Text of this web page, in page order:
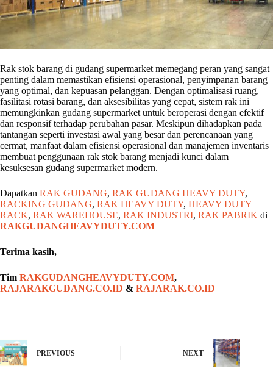
Rak stok barang di gudang supermarket memegang peran yang sangat
penting dalam memastikan efisiensi operasional, penyimpanan barang
yang optimal, dan kepuasan pelanggan. Dengan optimalisasi ruang,
fasilitasi rotasi barang, dan aksesibilitas yang cepat, sistem rak ini
memungkinkan gudang supermarket untuk beroperasi dengan efektif
dan responsif terhadap perubahan pasar. Meskipun dihadapkan pada
tantangan seperti investasi awal yang besar dan perencanaan yang
cermat, manfaat dalam efisiensi operasional dan manajemen inventaris
membuat penggunaan rak stok barang menjadi kunci dalam
kesuksesan gudang supermarket modern.
Dapatkan RAK GUDANG, RAK GUDANG HEAVY DUTY,
RACKING GUDANG, RAK HEAVY DUTY, HEAVY DUTY
RACK, RAK WAREHOUSE, RAK INDUSTRI, RAK PABRIK di
RAKGUDANGHEAVYDUTY.COM
Terima kasih,
Tim RAKGUDANGHEAVYDUTY.COM,
RAJARAKGUDANG.CO.ID & RAJARAK.CO.ID
PREVIOUS NEXT